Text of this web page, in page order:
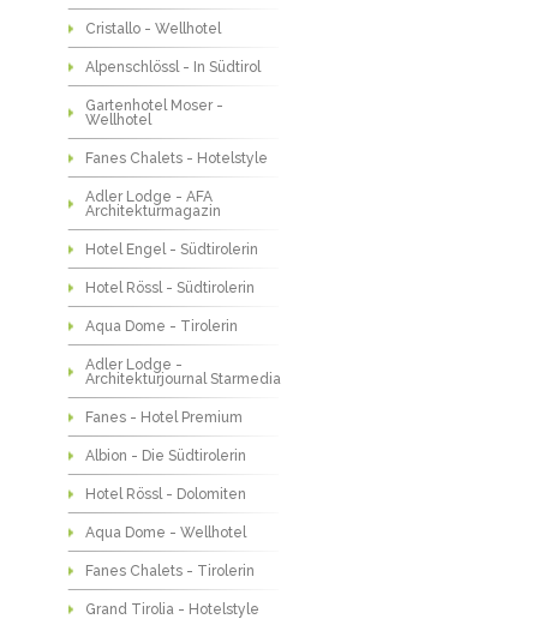
Cristallo - Wellhotel
Alpenschlössl - In Südtirol
Gartenhotel Moser -
Wellhotel
Fanes Chalets - Hotelstyle
Adler Lodge - AFA
Architekturmagazin
Hotel Engel - Südtirolerin
Hotel Rössl - Südtirolerin
Aqua Dome - Tirolerin
Adler Lodge -
Architekturjournal Starmedia
Fanes - Hotel Premium
Albion - Die Südtirolerin
Hotel Rössl - Dolomiten
Aqua Dome - Wellhotel
Fanes Chalets - Tirolerin
Grand Tirolia - Hotelstyle